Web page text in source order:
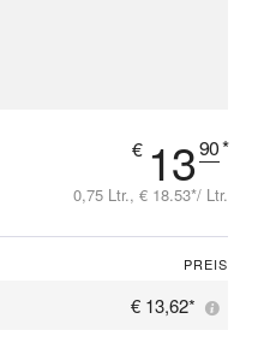
€ 1390*
0,75 Ltr., € 18.53*/ Ltr.
PREIS
€ 13,62*